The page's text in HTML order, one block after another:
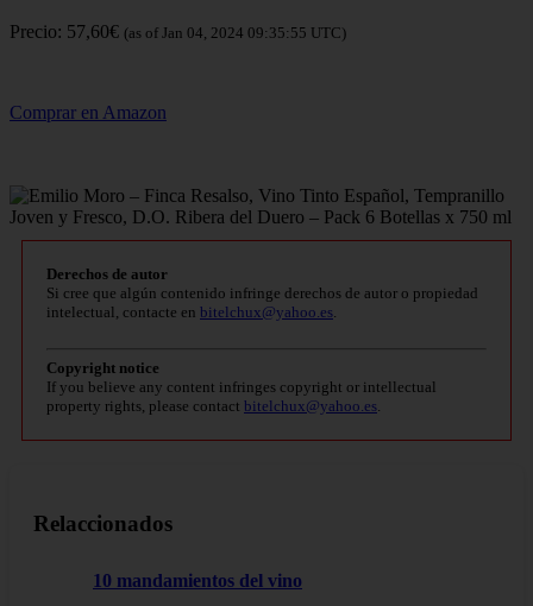
Precio: 57,60€ (as of Jan 04, 2024 09:35:55 UTC)
Comprar en Amazon
Derechos de autor
Si cree que algún contenido infringe derechos de autor o propiedad
intelectual, contacte en bitelchux@yahoo.es
Copyright notice
If you believe any content infringes copyright or intellectual
property rights, please contact bitelchux@yahoo.es
Relaccionados
10 mandamientos del vino